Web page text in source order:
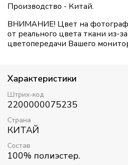
Производство - Китай.
ВНИМАНИЕ! Цвет на
от реального цвета ткани из-
цветопередачи Вашего
Характеристики
Штрих-код
2200000075235
Страна
КИТАЙ
Состав
100% полиэстер.